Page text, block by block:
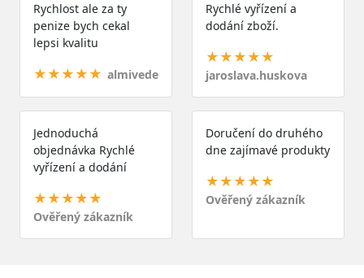
Rychlost ale za ty
penize bych cekal
lepsi kvalitu
★★★★★ almivede
Rychlé vyřízení a
dodání zboží.
★★★★★
jaroslava.huskova
Jednoduchá
objednávka Rychlé
vyřízení a dodání
★★★★★
Ověřený zákazník
Doručení do druhého
dne zajímavé produkty
★★★★★
Ověřený zákazník